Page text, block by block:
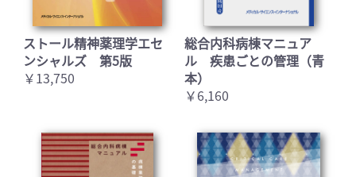
お買い物を続ける カートへ進む
ストール精神薬理学エセ
ンシャルズ 第5版
￥13,750
総合内科病棟マニュア
ル 疾患ごとの管理（青
本）
￥6,160